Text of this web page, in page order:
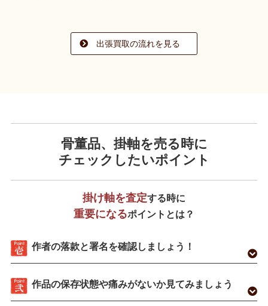
出張買取の流れを見る
骨董品、掛軸を売る時に
チェックしたいポイント
掛け軸を査定する時に
重要になるポイントとは？
作者の落款と署名を確認しましょう！
作品の保存状態や痛みがないか見てみましょう